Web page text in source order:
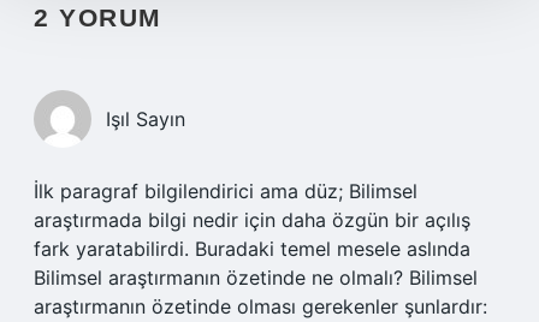
2 YORUM
Işıl Sayın
İlk paragraf bilgilendirici ama düz; Bilimsel
araştırmada bilgi nedir için daha özgün bir açılış
fark yaratabilirdi. Buradaki temel mesele aslında
Bilimsel araştırmanın özetinde ne olmalı? Bilimsel
araştırmanın özetinde olması gerekenler şunlardır: